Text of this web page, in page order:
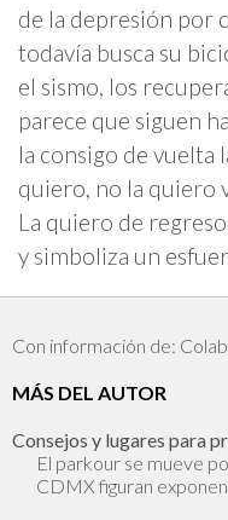
de la depresión por
todavía busca su
el sismo, los
parece que siguen
la consigo de vuelta
quiero, no la quiero
La quiero de
y simboliza un
Con información de:
MÁS DEL AUTOR
Consejos y lugares para
El parkour se mueve
CDMX figuran